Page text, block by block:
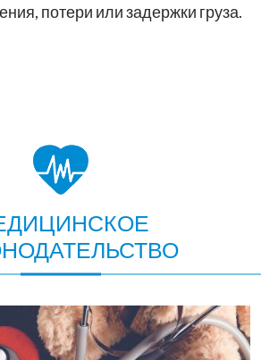
потери или задержки груза.